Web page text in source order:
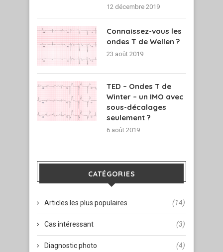
12 décembre 2019
Connaissez-vous les
ondes T de Wellen ?
23 août 2019
TED – Ondes T de
Winter – un IMO avec
sous-décalages
seulement ?
6 août 2019
CATÉGORIES
Articles les plus populaires (14)
Cas intéressant (3)
Diagnostic photo (4)